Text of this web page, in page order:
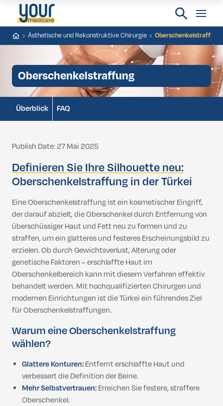
Ästhetische und Rekonstruktive Chirurgie Oberschenkelstraffung
Oberschenkelstraffung
Überblick FAQ
Publish Date: 27 Mai 2025
Definieren Sie Ihre Silhouette neu:
Oberschenkelstraffung in der Türkei
Eine Oberschenkelstraffung ist ein kosmetischer Eingriff,
der darauf abzielt, die Oberschenkel durch Entfernung von
überschüssiger Haut und Fett neu zu formen und zu
straffen, um ein glatteres und festeres Erscheinungsbild zu
erzielen. Ob durch Gewichtsverlust, Alterung oder
genetische Faktoren – erschlaffte Haut im
Oberschenkelbereich kann mit diesem Verfahren effektiv
behandelt werden. Mit hochqualifizierten Chirurgen und
modernen Einrichtungen ist die Türkei ein führendes Ziel
für Oberschenkelstraffungen.
Warum eine Oberschenkelstraffung
wählen?
Glattere Konturen:Entfernt erschlaffte Haut und
verbessert die Definition der Beine.
Mehr Selbstvertrauen:Erreichen Sie festere, straffere
Oberschenkel.